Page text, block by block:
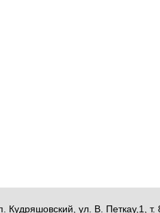
Кудряшовский, ул. В. Петкау,1,